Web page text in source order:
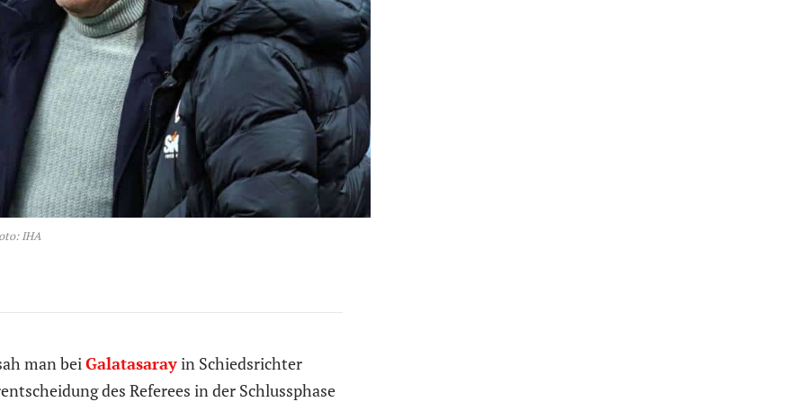
IHA
man bei Galatasarayin Schiedsrichter
des Referees in der Schlussphase